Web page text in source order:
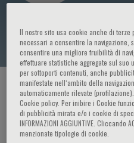
Ciechanover Aaron
HOME PAGE / CORSI ED
Il nostro sito usa cookie anche di terze
necessari a consentire la navigazione,
consentire una migliore fruibilità di
effettuare statistiche aggregate sul
per sottoporti contenuti, anche
manifestate nell‘ambito della
automaticamente rilevate
Cookie policy. Per inibire i Cookie
di pubblicità mirata e/o i cookie di
INFORMAZIONI AGGIUNTIVE.
menzionate tipologie di cookie.